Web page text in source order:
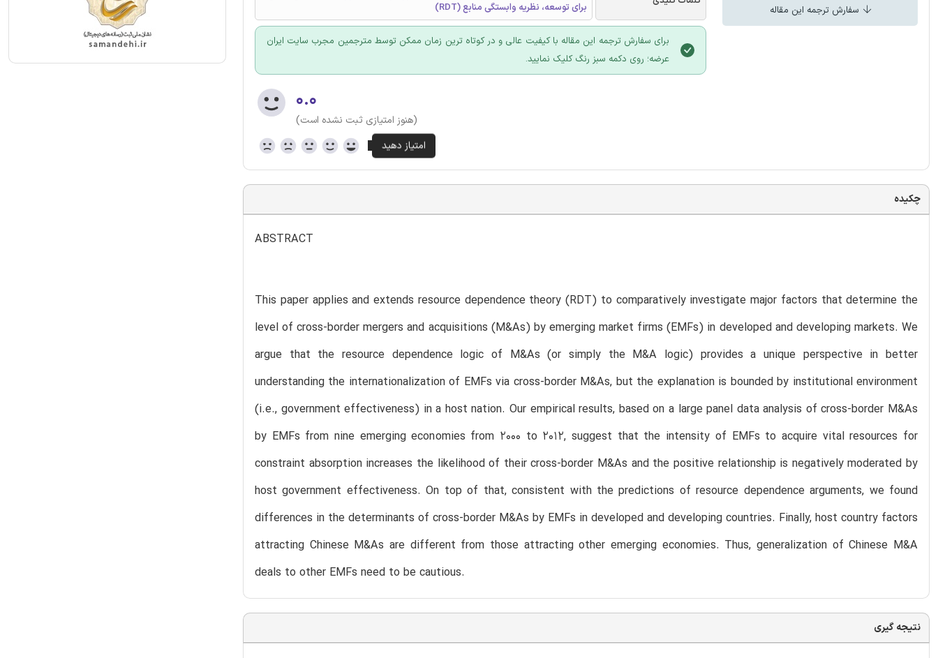
سفارش ترجمه این مقاله
برای توسعه، نظریه وابستگی منابع (RDT)
برای سفارش ترجمه این مقاله با کیفیت عالی و در کوتاه ترین زمان ممکن توسط مترجمین مجرب سایت ایران
عرضه؛ روی دکمه سبز رنگ کلیک نمایید.
۰.۰
(هنوز امتیازی ثبت نشده است)
چکیده
ABSTRACT
This paper applies and extends resource dependence theory (RDT) to comparatively investigate major factors that determine the
level of cross-border mergers and acquisitions (M&As) by emerging market firms (EMFs) in developed and developing markets. We
argue that the resource dependence logic of M&As (or simply the M&A logic) provides a unique perspective in better
understanding the internationalization of EMFs via cross-border M&As, but the explanation is bounded by institutional environment
(i.e., government effectiveness) in a host nation. Our empirical results, based on a large panel data analysis of cross-border M&As
by EMFs from nine emerging economies from 2000 to 2012, suggest that the intensity of EMFs to acquire vital resources for
constraint absorption increases the likelihood of their cross-border M&As and the positive relationship is negatively moderated by
host government effectiveness. On top of that, consistent with the predictions of resource dependence arguments, we found
differences in the determinants of cross-border M&As by EMFs in developed and developing countries. Finally, host country factors
attracting Chinese M&As are different from those attracting other emerging economies. Thus, generalization of Chinese M&A
deals to other EMFs need to be cautious.
نتیجه گیری